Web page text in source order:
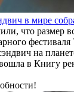
в мире
что размер
фестиваля
на
в Книгу